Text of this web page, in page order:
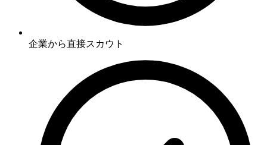
企業から直接スカウト